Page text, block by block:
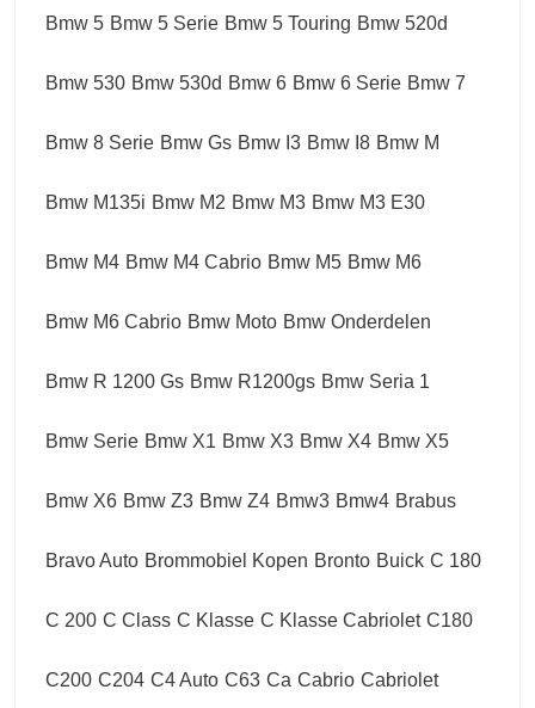
Bmw 5 Bmw 5 Serie Bmw 5 Touring Bmw 520d
Bmw 530 Bmw 530d Bmw 6 Bmw 6 Serie Bmw 7
Bmw 8 Serie Bmw Gs Bmw I3 Bmw I8 Bmw M
Bmw M135i Bmw M2 Bmw M3 Bmw M3 E30
Bmw M4 Bmw M4 Cabrio Bmw M5 Bmw M6
Bmw M6 Cabrio Bmw Moto Bmw Onderdelen
Bmw R 1200 Gs Bmw R1200gs Bmw Seria 1
Bmw Serie Bmw X1 Bmw X3 Bmw X4 Bmw X5
Bmw X6 Bmw Z3 Bmw Z4 Bmw3 Bmw4 Brabus
Bravo Auto Brommobiel Kopen Bronto Buick C 180
C 200 C Class C Klasse C Klasse Cabriolet C180
C200 C204 C4 Auto C63 Ca Cabrio Cabriolet